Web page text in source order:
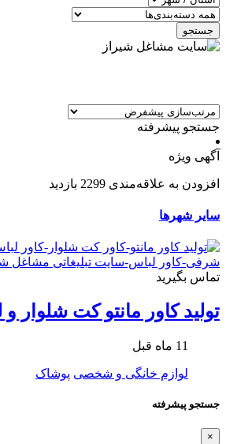
جستجو
جستجو پیشرفته
آگهی ویژه
افزودن به علاقه‌مندی 2299 بازدید
سایر شهرها
تماس بگیرید
تولید کاور مانتو کت
11 ماه قبل
لوازم خانگی و شخصی پوشاک
جستجو پیشرفته
×